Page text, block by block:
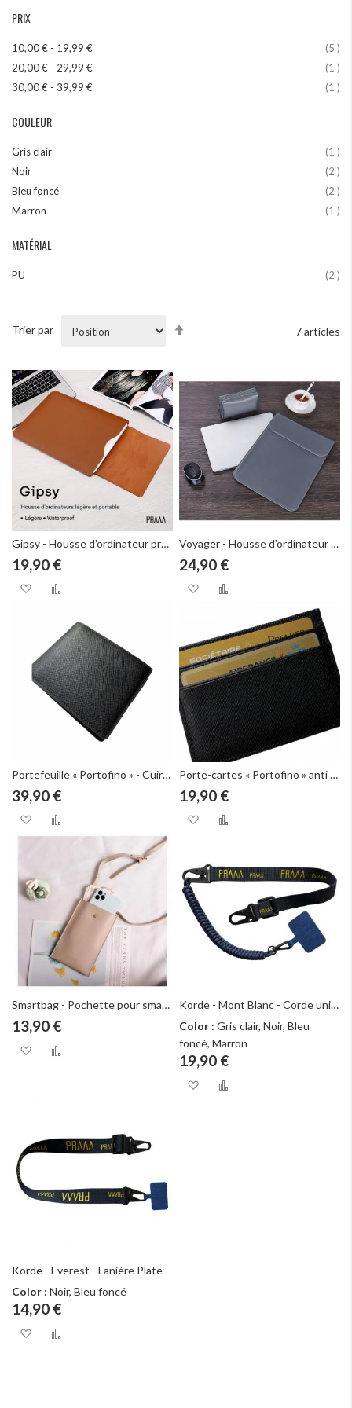
PRIX
10,00 € - 19,99 € 5
20,00 € - 29,99 € 1
30,00 € - 39,99 € 1
COULEUR
Gris clair 1
Noir
2
Bleu foncé
2
Marron
1
MATÉRIAL
PU 2
7articles
Trier par
décroissant
Gipsy - Housse d'ordinateur premium
19,90 €
Ajouter à ma liste d’envie
Ajouter au comparateur
Voyager - Housse d'ordinateur premium
24,90 €
Ajouter à ma liste
Portefeuille « Portofino » - Cuir Véritable Saffiano
39,90 €
Ajouter à ma liste d’envie
Ajouter au comparateur
Porte-cartes « Portofino » anti RFID
19,90 €
Ajouter à ma liste
Smartbag - Pochette pour smartphone
13,90 €
Ajouter à ma liste d’envie
Ajouter au comparateur
Korde - Mont Blanc - Corde universelle pour smartphones
Color :Gris clair, Noir, Bleu
foncé, Marron
19,90 €
Ajouter à ma liste
Korde - Everest - Lanière Plate
Color : Noir, Bleu foncé
14,90 €
Ajouter à ma liste d’envie